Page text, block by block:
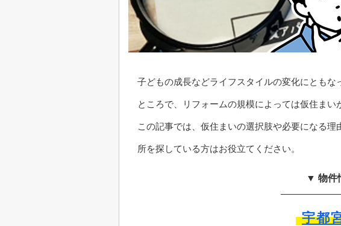
子どもの成長などライフスタイルの変化にともな
ところで、リフォームの規模によっては仮住まい
この記事では、仮住まいの選択肢や必要になる
所を探している方はお役立てください。
▼ 物件
宇都